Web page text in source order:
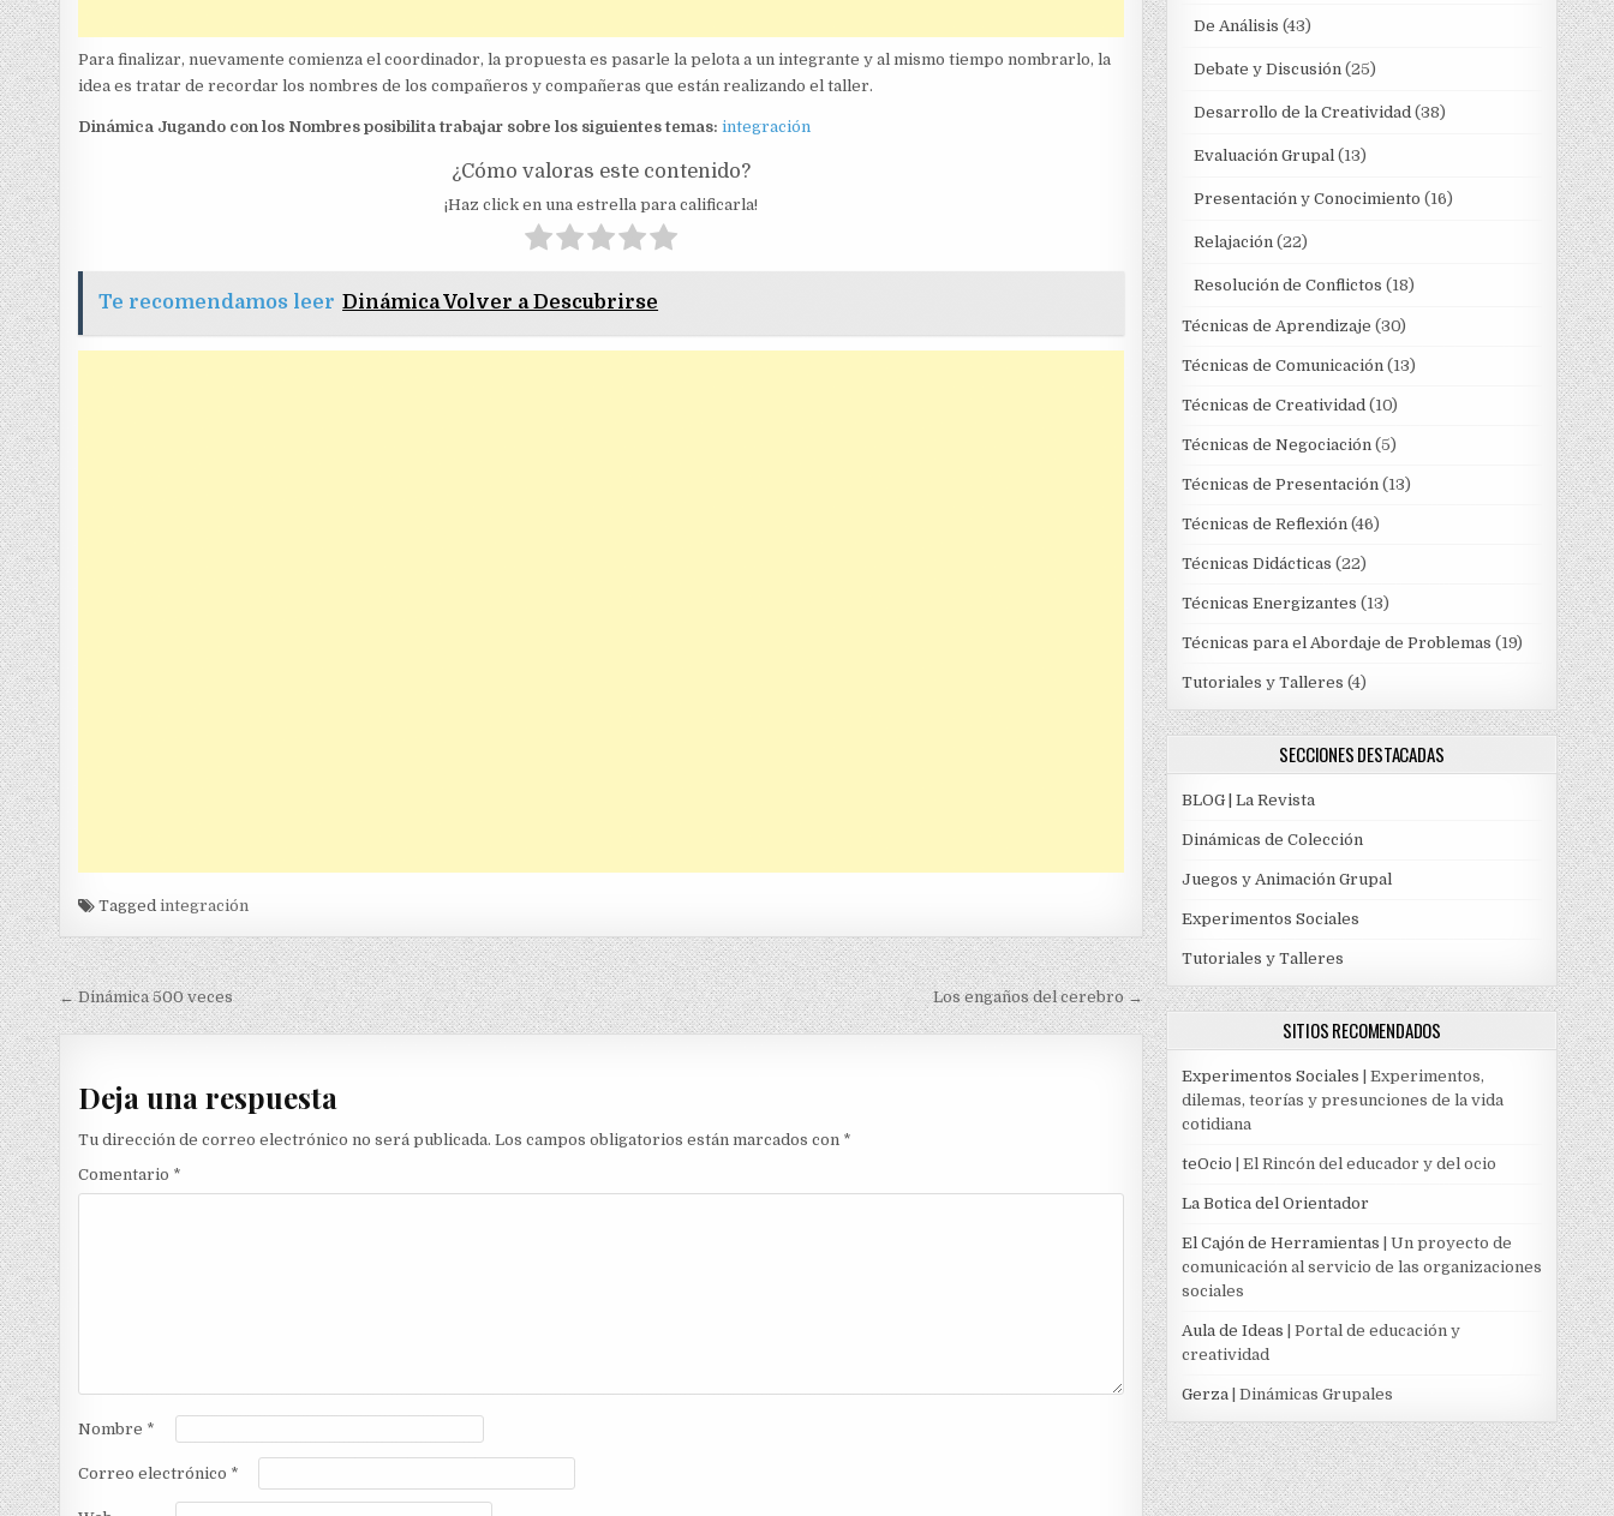
Para finalizar, nuevamente comienza el coordinador, la propuesta es pasarle la pelota a un integrante y al mismo tiempo nombrarlo, la
idea es tratar de recordar los nombres de los compañeros y compañeras que están realizando el taller.
Dinámica Jugando con los Nombres posibilita trabajar sobre los siguientes temas:integración
¿Cómo valoras este contenido?
¡Haz click en una estrella para calificarla!
Te recomendamos leer Dinámica Volver a Descubrirse
Taggedintegración
Navegación
de
entradas
← Dinámica 500 veces Los engaños del cerebro →
Deja una respuesta
Tu dirección de correo electrónico no será publicada. Los campos obligatorios están marcados con *
Comentario *
Nombre *
Correo electrónico *
De Análisis (43)
Debate y Discusión(25)
Desarrollo de la Creatividad(38)
Evaluación Grupal(13)
Presentación y Conocimiento (16)
Relajación(22)
Resolución de Conflictos (18)
Técnicas de Aprendizaje (30)
Técnicas de Comunicación(13)
Técnicas de Creatividad(10)
Técnicas de Negociación(5)
Técnicas de Presentación(13)
Técnicas de Reflexión(46)
Técnicas Didácticas (22)
Técnicas Energizantes (13)
Técnicas para el Abordaje de Problemas (19)
Tutoriales y Talleres (4)
SECCIONES DESTACADAS
BLOG | La Revista
Dinámicas de Colección
Juegos y Animación Grupal
Experimentos Sociales
Tutoriales y Talleres
SITIOS RECOMENDADOS
Experimentos Sociales | Experimentos,
dilemas, teorías y presunciones de la vida
cotidiana
teOcio | El Rincón del educador y del ocio
La Botica del Orientador
El Cajón de Herramientas | Un proyecto de
comunicación al servicio de las organizaciones
sociales
Aula de Ideas | Portal de educación y
creatividad
Gerza| Dinámicas Grupales